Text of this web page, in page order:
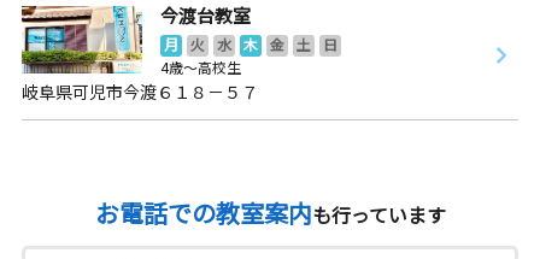
今渡台教室
月 火 水 木 金 土
日
4歳～高校生
岐阜県可児市今渡６１８－５７
お電話での教室案内も行っています